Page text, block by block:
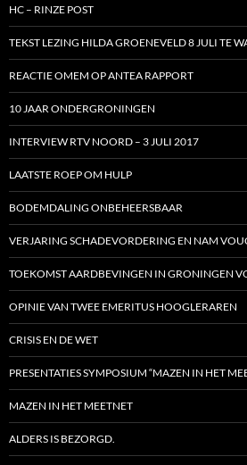
HC – RINZE POST
TEKST LEZING HILDA GROENEVELD 8 JULI TE
REACTIE OMEM OP ANTEA RAPPORT
10 JAAR ONDERGRONINGEN
INTERVIEW RTV NOORD – 3 JULI 2017
LAATSTE ROEP OM HULP
BODEMDALING ONBEHEERSBAAR
VERJARING SCHADEVORDERING EN NAM
TOEKOMST AARDBEVINGEN IN GRONINGEN
OPINIE VAN TWEE EMERITUS HOOGLERAREN
CRISIS EN DE WET
PRESENTATIES SYMPOSIUM “MAZEN IN HET
MAZEN IN HET MEETNET
ALDERS IS BEZORGD.